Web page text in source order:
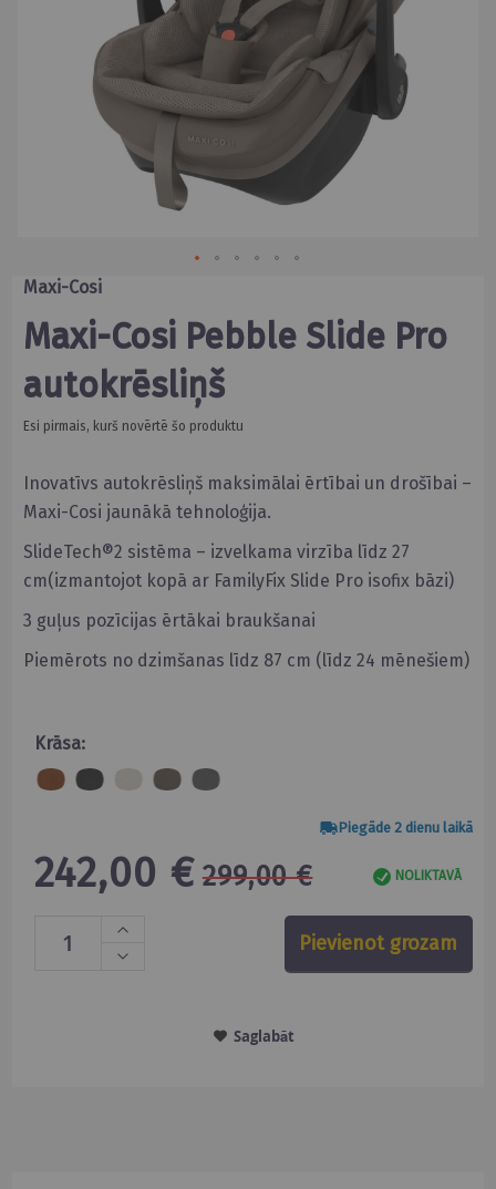
Skip
the
beginning
the
images
Maxi-Cosi
Inovatīvs autokrēsliņš maksimālai ērtībai un drošībai –
Maxi-Cosi jaunākā tehnoloģija.
SlideTech®2 sistēma – izvelkama virzība līdz 27
cm(izmantojot kopā ar FamilyFix Slide Pro isofix bāzi)
3 guļus pozīcijas ērtākai braukšanai
Piemērots no dzimšanas līdz 87 cm (līdz 24 mēnešiem)
Krāsa:
Piegāde 2 dienu laikā
242,00 € 299,00 € NOLIKTAVĀ
Pievienot grozam
Saglabāt
Maxi-Cosi Pebble Slide Pro
autokrēsliņš
Esi pirmais, kurš novērtē šo produktu